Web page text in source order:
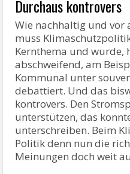
Durchaus kontrovers
Wie nachhaltig und vor
muss
Kernthema und wurde,
abschweifend, am
Kommunal unter
debattiert. Und das
kontrovers. Den
unterstützen, das
unterschreiben. Beim
Politik denn nun die
Meinungen doch weit